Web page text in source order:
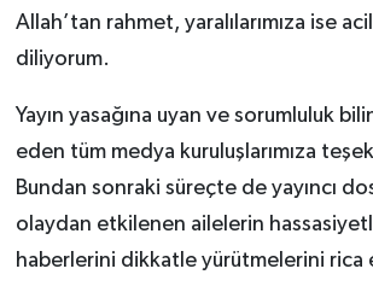
Allah’tan rahmet, yaralılarımıza ise
diliyorum.
Yayın yasağına uyan ve sorumluluk
eden tüm medya kuruluşlarımıza
Bundan sonraki süreçte de yayıncı
olaydan etkilenen ailelerin
haberlerini dikkatle yürütmelerini rica